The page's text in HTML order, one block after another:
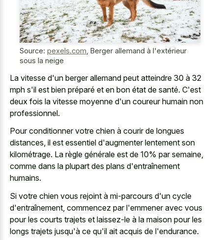
Source: pexels.com Berger allemand à l'extérieur
sous la neige
La vitesse d'un berger allemand peut atteindre 30 à 32
mph s'il est bien préparé et en bon état de santé. C'est
deux fois la vitesse moyenne d'un coureur humain non
professionnel.
Pour conditionner votre chien à courir de longues
distances, il est essentiel d'augmenter lentement son
kilométrage. La règle générale est de 10% par semaine,
comme dans la plupart des plans d'entraînement
humains.
Si votre chien vous rejoint à mi-parcours d'un cycle
d'entraînement, commencez par l'emmener avec vous
pour les courts trajets et laissez-le à la maison pour les
longs trajets jusqu'à ce qu'il ait acquis de l'endurance.